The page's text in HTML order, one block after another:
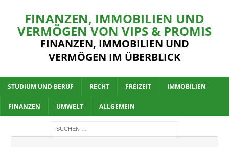
FINANZEN, IMMOBILIEN UND
VERMÖGEN VON VIPS & PROMIS
FINANZEN, IMMOBILIEN UND
VERMÖGEN IM ÜBERBLICK
STUDIUM UND BERUF RECHT FREIZEIT IMMOBILIEN
FINANZEN UMWELT ALLGEMEIN